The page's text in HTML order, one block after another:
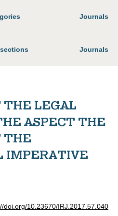
Journals
Journals
THE LEGAL
ASPECT THE
THE
IMPERATIVE
doi.org/10.23670/IRJ.2017.57.040